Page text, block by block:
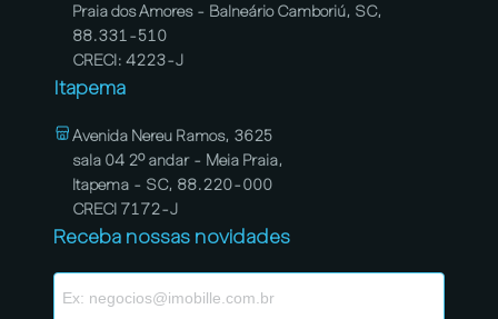
Praia dos Amores - Balneário Camboriú, SC,
88.331-510
CRECI: 4223-J
Itapema
Avenida Nereu Ramos, 3625
sala 04 2º andar - Meia Praia,
Itapema - SC, 88.220-000
CRECI 7172-J
Receba nossas novidades